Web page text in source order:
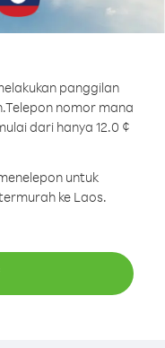
panggilan
Telepon nomor mana
dari hanya 12.0 ¢
untuk
ke Laos.